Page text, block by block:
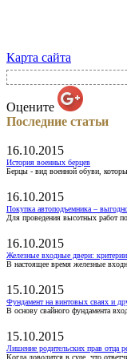
Карта сайта
Оцените
Последние статьи
16.10.2015
История военных берцев
Берцы - вид военной обуви,
16.10.2015
Покупка автоподъемника –
Для проведения высотных работ
16.10.2015
Железные входные двери:
В настоящее время железные
15.10.2015
Фундамент на винтовых сваях и
В основу свайного фундамента
15.10.2015
Лишение родительских прав отца
Когда доводится в суде, что